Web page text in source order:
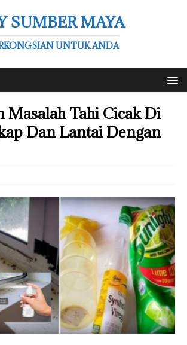
SUMBER MAYA
UNTUK ANDA
Masalah Tahi Cicak Di
Dan Lantai Dengan